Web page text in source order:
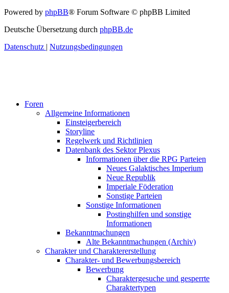
Powered by phpBB® Forum Software © phpBB Limited
Deutsche Übersetzung durch phpBB.de
Datenschutz | Nutzungsbedingungen
Foren
Allgemeine Informationen
Einsteigerbereich
Storyline
Regelwerk und Richtlinien
Datenbank des Sektor Plexus
Informationen über die RPG Parteien
Neues Galaktisches Imperium
Neue Republik
Imperiale Föderation
Sonstige Parteien
Sonstige Informationen
Postinghilfen und sonstige
Informationen
Bekanntmachungen
Alte Bekanntmachungen (Archiv)
Charakter und Charaktererstellung
Charakter- und Bewerbungsbereich
Bewerbung
Charaktergesuche und gesperrte
Charaktertypen